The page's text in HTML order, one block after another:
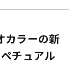
カラーの新
チュアル